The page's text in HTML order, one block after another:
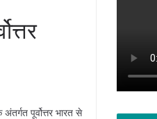
पूर्वोत्तर भारत से